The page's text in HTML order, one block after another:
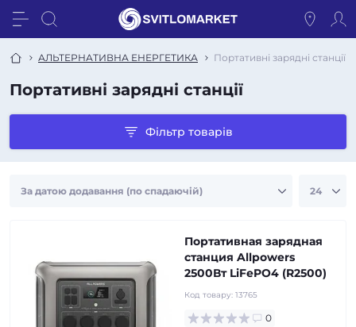
АЛЬТЕРНАТИВНА ЕНЕРГЕТИКА Портативні зарядні станції
Портативні зарядні станції
Фільтр товарів
Портативная зарядная
станция Allpowers
2500Вт LiFePO4 (R2500)
Код товару: 13765
0